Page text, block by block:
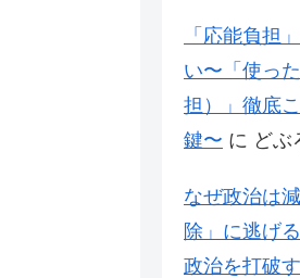
「応能負担
い〜「使っ
担）」徹底
鍵〜 に どぶ
なぜ政治は
除」に逃げ
政治を打破